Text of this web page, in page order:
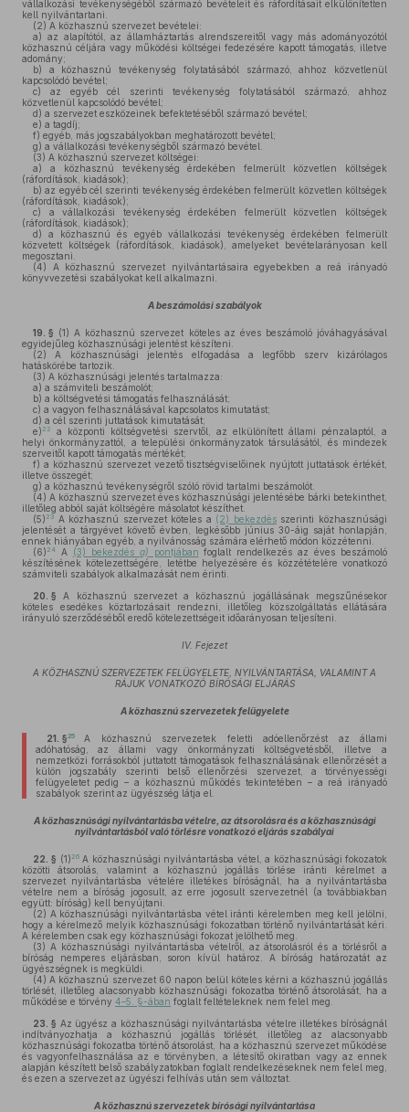
vállalkozási tevékenységéből származó bevételeit és ráfordításait elkülönítetten
kell nyilvántartani.
(2) A közhasznú szervezet bevételei:
a) az alapítótól, az államháztartás alrendszereitől vagy más adományozótól
közhasznú céljára vagy működési költségei fedezésére kapott támogatás, illetve
adomány;
b) a közhasznú tevékenység folytatásából származó, ahhoz közvetlenül
kapcsolódó bevétel;
c) az egyéb cél szerinti tevékenység folytatásából származó, ahhoz
közvetlenül kapcsolódó bevétel;
d) a szervezet eszközeinek befektetéséből származó bevétel;
e) a tagdíj;
f) egyéb, más jogszabályokban meghatározott bevétel;
g) a vállalkozási tevékenységből származó bevétel.
(3) A közhasznú szervezet költségei:
a) a közhasznú tevékenység érdekében felmerült közvetlen költségek
(ráfordítások, kiadások);
b) az egyéb cél szerinti tevékenység érdekében felmerült közvetlen költségek
(ráfordítások, kiadások);
c) a vállalkozási tevékenység érdekében felmerült közvetlen költségek
(ráfordítások, kiadások);
d) a közhasznú és egyéb vállalkozási tevékenység érdekében felmerült
közvetett költségek (ráfordítások, kiadások), amelyeket bevételarányosan kell
megosztani.
(4) A közhasznú szervezet nyilvántartásaira egyebekben a reá irányadó
könyvvezetési szabályokat kell alkalmazni.
A beszámolási szabályok
19. § (1) A közhasznú szervezet köteles az éves beszámoló jóváhagyásával
egyidejűleg közhasznúsági jelentést készíteni.
(2) A közhasznúsági jelentés elfogadása a legfőbb szerv kizárólagos
hatáskörébe tartozik.
(3) A közhasznúsági jelentés tartalmazza:
a) a számviteli beszámolót;
b) a költségvetési támogatás felhasználását;
c) a vagyon felhasználásával kapcsolatos kimutatást;
d) a cél szerinti juttatások kimutatását;
e) 22
a központi költségvetési szervtől, az elkülönített állami pénzalaptól, a
helyi önkormányzattól, a települési önkormányzatok társulásától, és mindezek
szerveitől kapott támogatás mértékét;
f) a közhasznú szervezet vezető tisztségviselőinek nyújtott juttatások értékét,
illetve összegét;
g) a közhasznú tevékenységről szóló rövid tartalmi beszámolót.
(4) A közhasznú szervezet éves közhasznúsági jelentésébe bárki betekinthet,
illetőleg abból saját költségére másolatot készíthet.
(5) 23 A közhasznú szervezet köteles a (2) bekezdésszerinti közhasznúsági
jelentését a tárgyévet követő évben, legkésőbb június 30-áig saját honlapján,
ennek hiányában egyéb, a nyilvánosság számára elérhető módon közzétenni.
(6) 24 A (3) bekezdés a) pontjában foglalt rendelkezés az éves beszámoló
készítésének kötelezettségére, letétbe helyezésére és közzétételére vonatkozó
számviteli szabályok alkalmazását nem érinti.
20. § A közhasznú szervezet a közhasznú jogállásának megszűnésekor
köteles esedékes köztartozásait rendezni, illetőleg közszolgáltatás ellátására
irányuló szerződéséből eredő kötelezettségeit időarányosan teljesíteni.
IV. Fejezet
A KÖZHASZNÚ SZERVEZETEK FELÜGYELETE, NYILVÁNTARTÁSA, VALAMINT A
RÁJUK VONATKOZÓ BÍRÓSÁGI ELJÁRÁS
A közhasznú szervezetek felügyelete
21. §25
A közhasznú szervezetek feletti adóellenőrzést az állami
adóhatóság, az állami vagy önkormányzati költségvetésből, illetve a
nemzetközi forrásokból juttatott támogatások felhasználásának ellenőrzését a
külön jogszabály szerinti belső ellenőrzési szervezet, a törvényességi
felügyeletet pedig – a közhasznú működés tekintetében – a reá irányadó
szabályok szerint az ügyészség látja el.
A közhasznúsági nyilvántartásba vételre, az átsorolásra és a közhasznúsági
nyilvántartásból való törlésre vonatkozó eljárás szabályai
22. § (1) 26A közhasznúsági nyilvántartásba vétel, a közhasznúsági fokozatok
közötti átsorolás, valamint a közhasznú jogállás törlése iránti kérelmet a
szervezet nyilvántartásba vételére illetékes bíróságnál, ha a nyilvántartásba
vételre nem a bíróság jogosult, az erre jogosult szervezetnél (a továbbiakban
együtt: bíróság) kell benyújtani.
(2) A közhasznúsági nyilvántartásba vétel iránti kérelemben meg kell jelölni,
hogy a kérelmező melyik közhasznúsági fokozatban történő nyilvántartását kéri.
A kérelemben csak egy közhasznúsági fokozat jelölhető meg.
(3) A közhasznúsági nyilvántartásba vételről, az átsorolásról és a törlésről a
bíróság nemperes eljárásban, soron kívül határoz. A bíróság határozatát az
ügyészségnek is megküldi.
(4) A közhasznú szervezet 60 napon belül köteles kérni a közhasznú jogállás
törlését, illetőleg alacsonyabb közhasznúsági fokozatba történő átsorolását, ha a
működése e törvény 4–5. §-ában foglalt feltételeknek nem felel meg.
23. § Az ügyész a közhasznúsági nyilvántartásba vételre illetékes bíróságnál
indítványozhatja a közhasznú jogállás törlését, illetőleg az alacsonyabb
közhasznúsági fokozatba történő átsorolást, ha a közhasznú szervezet működése
és vagyonfelhasználása az e törvényben, a létesítő okiratban vagy az ennek
alapján készített belső szabályzatokban foglalt rendelkezéseknek nem felel meg,
és ezen a szervezet az ügyészi felhívás után sem változtat.
A közhasznú szervezetek bírósági nyilvántartása